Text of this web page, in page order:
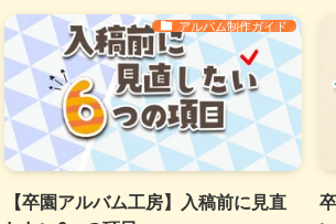
アルバム制作ガイド
【卒園アルバム工房】入稿前に見直